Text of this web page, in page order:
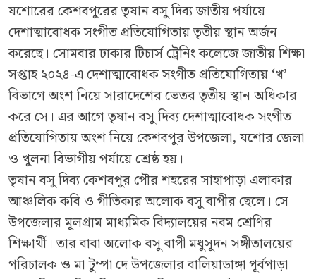
যশোরের কেশবপুরের তৃষান বসু দিব্য জাতীয় পর্যায়ে
দেশাত্মাবোধক সংগীত প্রতিযোগিতায় তৃতীয় স্থান অর্জন
করেছে। সোমবার ঢাকার টিচার্স ট্রেনিং কলেজে জাতীয় শিক্ষা
সপ্তাহ ২০২৪-এ দেশাত্মাবোধক সংগীত প্রতিযোগিতায় ‘খ’
বিভাগে অংশ নিয়ে সারাদেশের ভেতর তৃতীয় স্থান অধিকার
করে সে। এর আগে তৃষান বসু দিব্য দেশাত্মাবোধক সংগীত
প্রতিযোগিতায় অংশ নিয়ে কেশবপুর উপজেলা, যশোর জেলা
ও খুলনা বিভাগীয় পর্যায়ে শ্রেষ্ঠ হয়।
তৃষান বসু দিব্য কেশবপুর পৌর শহরের সাহাপাড়া এলাকার
আঞ্চলিক কবি ও গীতিকার অলোক বসু বাপীর ছেলে। সে
উপজেলার মূলগ্রাম মাধ্যমিক বিদ্যালয়ের নবম শ্রেণির
শিক্ষার্থী। তার বাবা অলোক বসু বাপী মধুসূদন সঙ্গীতালয়ের
পরিচালক ও মা টুম্পা দে উপজেলার বালিয়াডাঙ্গা পূর্বপাড়া